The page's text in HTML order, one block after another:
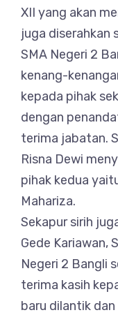
XII yang akan
juga diserahkan
SMA Negeri 2
kenang-
kepada pihak
dengan
terima jabatan.
Risna Dewi
pihak kedua
Mahariza.
Sekapur sirih
Gede Kariawan,
Negeri 2 Bangli
terima kasih
baru dilantik